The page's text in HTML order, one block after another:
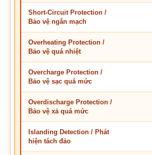
Short-Circuit Protection /
Bảo vệ ngắn mạch
Overheating Protection /
Bảo vệ quá nhiệt
Overcharge Protection /
Bảo vệ sạc quá mức
Overdischarge Protection /
Bảo vệ xả quá mức
Islanding Detection / Phát
hiện tách đảo